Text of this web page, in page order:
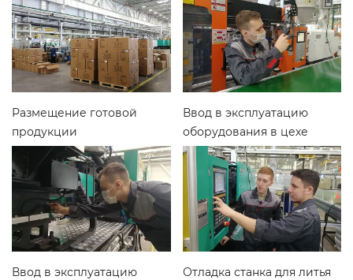
Размещение готовой
продукции
Ввод в эксплуатацию
оборудования в цехе
литья под давлением
Ввод в эксплуатацию
Отладка станка для литья